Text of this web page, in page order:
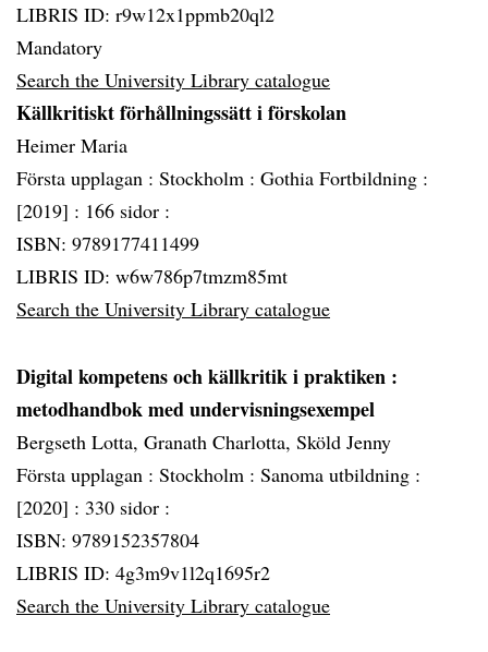
LIBRIS ID: r9w12x1ppmb20ql2
Mandatory
Search the University Library catalogue
Källkritiskt förhållningssätt i förskolan
Heimer Maria
Första upplagan : Stockholm : Gothia Fortbildning :
[2019] : 166 sidor :
ISBN: 9789177411499
LIBRIS ID: w6w786p7tmzm85mt
Search the University Library catalogue
Digital kompetens och källkritik i praktiken :
metodhandbok med undervisningsexempel
Bergseth Lotta, Granath Charlotta, Sköld Jenny
Första upplagan : Stockholm : Sanoma utbildning :
[2020] : 330 sidor :
ISBN: 9789152357804
LIBRIS ID: 4g3m9v1l2q1695r2
Search the University Library catalogue